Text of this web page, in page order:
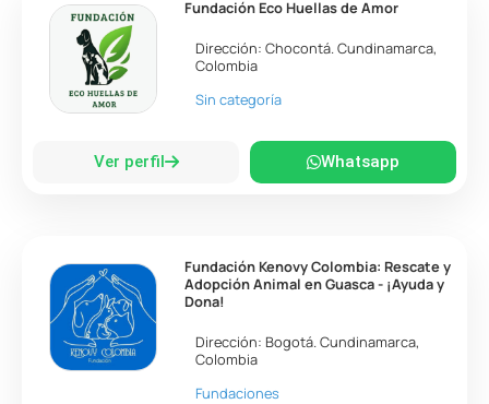
Fundación Eco Huellas de Amor
Dirección:Chocontá.Cundinamarca,
Colombia
Sin categoría
Ver perfil Whatsapp
Fundación Kenovy Colombia: Rescate y
Adopción Animal en Guasca - ¡Ayuda y
Dona!
Dirección: Bogotá.Cundinamarca,
Colombia
Fundaciones